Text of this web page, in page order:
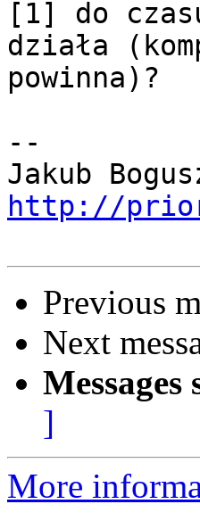
[1] do
działa
powinna)?
--
http://
Previous
Next
Messages
]
More